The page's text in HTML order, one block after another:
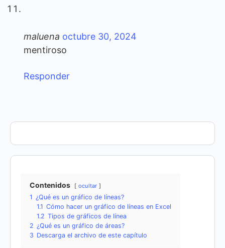
maluena octubre 30, 2024
mentiroso
Responder
Contenidos ocultar
1 ¿Qué es un gráfico de líneas?
1.1 Cómo hacer un gráfico de líneas en Excel
1.2 Tipos de gráficos de línea
2 ¿Qué es un gráfico de áreas?
3 Descarga el archivo de este capítulo